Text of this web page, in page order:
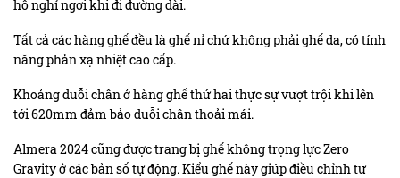
hồ nghỉ ngơi khi đi đường dài.
Tất cả các hàng ghế đều là ghế nỉ chứ không phải ghế da, có tính
năng phản xạ nhiệt cao cấp.
Khoảng duỗi chân ở hàng ghế thứ hai thực sự vượt trội khi lên
tới 620mm đảm bảo duỗi chân thoải mái.
Almera 2024 cũng được trang bị ghế không trọng lực Zero
Gravity ở các bản số tự động. Kiểu ghế này giúp điều chỉnh tư